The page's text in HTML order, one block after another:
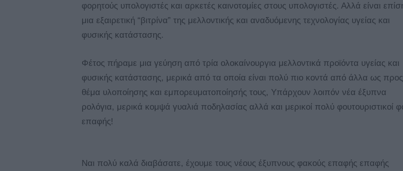
φορητούς υπολογιστές και αρκετές καινοτομίες στους υπολογιστές. Αλλά είναι
μια εξαιρετική “βιτρίνα” της μελλοντικής και αναδυόμενης τεχνολογίας υγείας και
φυσικής κατάστασης.
Φέτος πήραμε μια γεύηση από τρία ολοκαίνουργια μελλοντικά προϊόντα υγείας και
φυσικής κατάστασης, μερικά από τα οποία είναι πολύ πιο κοντά από άλλα ως
θέμα υλοποίησης και εμπορευματοποίησής τους, Υπάρχουν λοιπόν νέα έξυπνα
ρολόγια, μερικά κομψά γυαλιά ποδηλασίας αλλά και μερικοί πολύ φουτουριστικοί
επαφής!
Ναι πολύ καλά διαβάσατε, έχουμε τους νέους έξυπνους φακούς επαφής επαφής